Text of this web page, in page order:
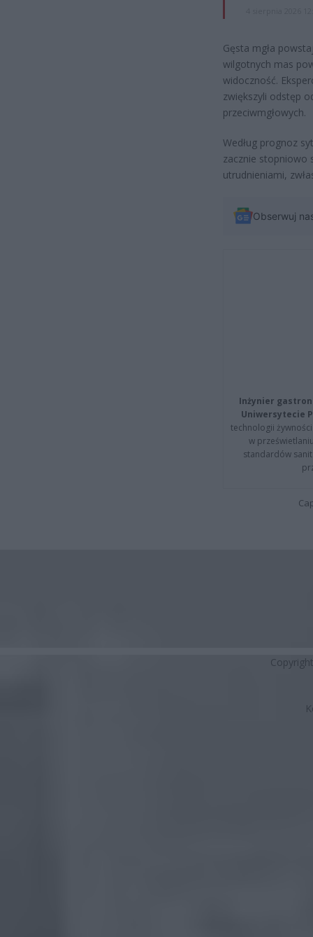
Gęsta mgła
wilgotnych mas
widoczność.
zwiększyli odstęp
przeciwmgłowych.
Według prognoz
zacznie stopniowo
utrudnieniami,
Obserwuj
Inżynier
Uniwersytecie
technologii
w
standardów